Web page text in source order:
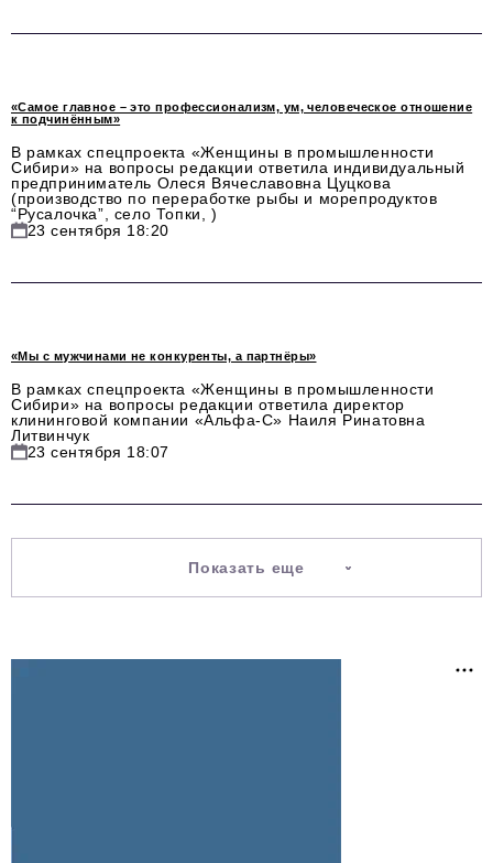
«Самое главное – это профессионализм, ум, человеческое отношение
к подчинённым»
В рамках спецпроекта «Женщины в промышленности
Сибири» на вопросы редакции ответила индивидуальный
предприниматель Олеся Вячеславовна Цуцкова
(производство по переработке рыбы и морепродуктов
“Русалочка”, село Топки, )
23 сентября 18:20
«Мы с мужчинами не конкуренты, а партнёры»
В рамках спецпроекта «Женщины в промышленности
Сибири» на вопросы редакции ответила директор
клининговой компании «Альфа-С» Наиля Ринатовна
Литвинчук
23 сентября 18:07
Показать еще